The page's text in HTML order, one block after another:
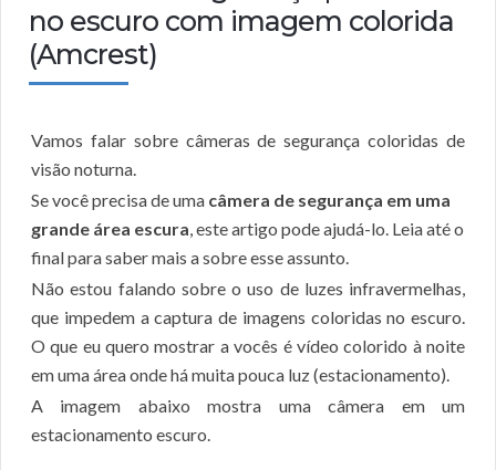
no escuro com imagem colorida
(Amcrest)
Vamos falar sobre câmeras de segurança coloridas de
visão noturna.
Se você precisa de uma câmera de segurança em uma
grande área escura, este artigo pode ajudá-lo. Leia até o
final para saber mais a sobre esse assunto.
Não estou falando sobre o uso de luzes infravermelhas,
que impedem a captura de imagens coloridas no escuro.
O que eu quero mostrar a vocês é vídeo colorido à noite
em uma área onde há muita pouca luz (estacionamento).
A imagem abaixo mostra uma câmera em um
estacionamento escuro.